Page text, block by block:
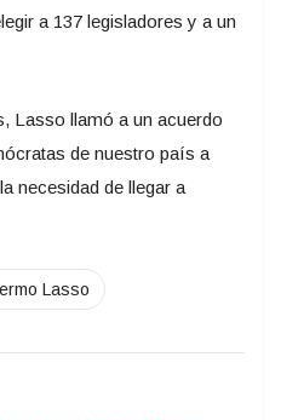
a 137 legisladores y a un
Lasso llamó a un acuerdo
de nuestro país a
necesidad de llegar a
Lasso